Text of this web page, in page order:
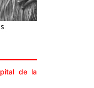
de la